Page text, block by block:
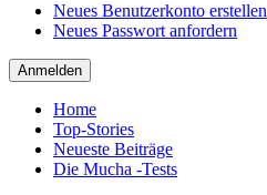
Neues Benutzerkonto erstellen
Neues Passwort anfordern
Home
Top-Stories
Neueste Beiträge
Die Mucha -Tests